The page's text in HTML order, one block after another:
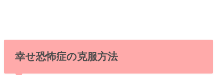
幸せ恐怖症の克服方法